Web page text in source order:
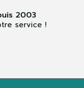
2003
service !